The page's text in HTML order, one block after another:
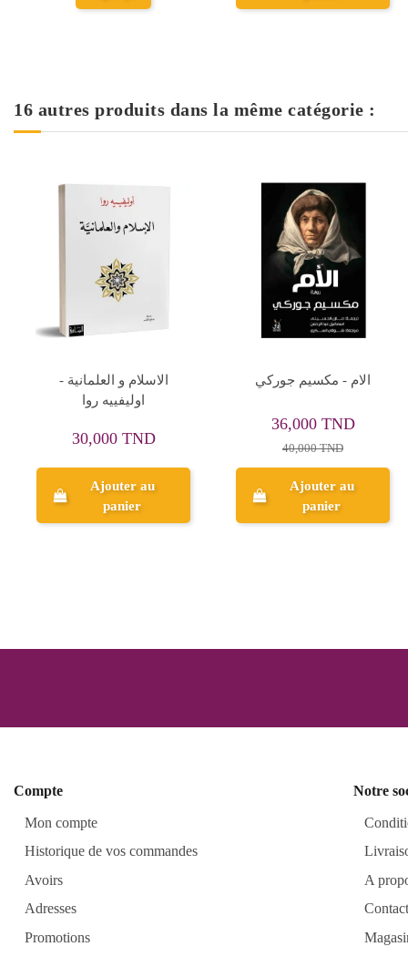
16 autres produits dans la même catégorie :
السينما الافريقية ظاهرة
جمالية - وجدي كامل صلاح
Ajouter au
panier
ابنة ملك الارض السحرية -
27,000 TND
30,000 TND
Ajouter au
panier
Compte
Mon compte
Historique de vos commandes
Avoirs
Adresses
Promotions
Notre
A